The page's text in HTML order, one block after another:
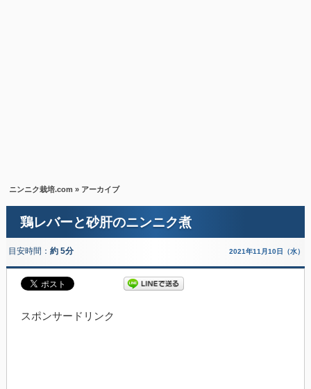
ニンニク栽培.com » アーカイブ
鶏レバーと砂肝のニンニク煮
目安時間： 約 5分 2021年11月10日（水）
スポンサードリンク